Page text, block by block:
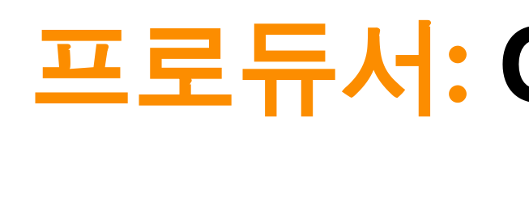
프로듀서: